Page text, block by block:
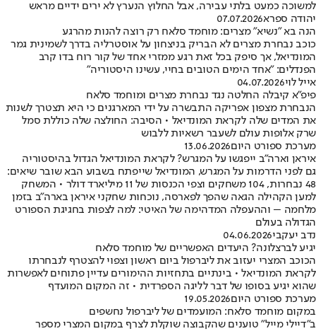
למשוכה כמעט בלתי עבירה, אבל החלוץ הנערץ לא ירים ידיים מראש
יהודה ספרא07.07.2026
הנה בא "נשיא" מצרים: מוחמד סלאח רק רוצה להנות מהרגע
כוכב נבחרת מצרים לא הבריק בניצחון על אוסטרליה בדרך לשמינית גמר
המונדיאל, אך סיפק בכל זאת רגע ממזרי אחד של קור רוח בדו קרב
הפנדלים: "אחד הימים הטובים בחיי, עשינו היסטוריה"
אייל לוי04.07.2026
פיפ"א קיבלה החלטה נגד נבחרת מצרים ומוחמד סלאח
הנבחרת מצפון אפריקה התבשרה על ידי המארגנים כי היא תצטרך לשנות
את המדים שלה לקראת המונדיאל • הסיבה: החולצה שלה כוללת סמל
שרק אלופות עולם לשעבר רשאיות ללבוש
מערכת ספורט היום13.06.2026
איראן וארה"ב ייפגשו על המגרש? לקראת המונדיאל הגדול בהיסטוריה
גם לפני הדרמות על המגרש, המונדיאל שייפתח בשבוע הבא שובר שיאים:
48 נבחרות, 104 משחקים וצפי הכנסות של 11 מיליארד דולר • המשחק
למען הקהילה הגאה שהפך לפארסה, נוכחות שחקני איראן בארה"ב בזמן
מלחמה – וההעפלה המדהימה של האיטי: למה לצפות בחגיגת הספורט
הגדולה בעולם
נדב יעקבי04.06.2026
יגיע לברצלונה? היעדים האפשריים של מוחמד סלאח
הכוכב המצרי יעזוב את ליברפול ביום ראשון וצפוי להצטרף לנבחרתו
לקראת המונדיאל • בינתיים בתחזיות ההימורים עדיין פתוחים לאפשרות
שהוא יגיע בסופו של דבר לליגה הספרדית • זה המקום המועדף
מערכת ספורט היום19.05.2026
במקום מוחמד סלאח: המועמדים של ליברפול נחשפים
ב"דיילי מייל" טוענים שהקבוצה שוקלת לצרף במקום המצרי מספר